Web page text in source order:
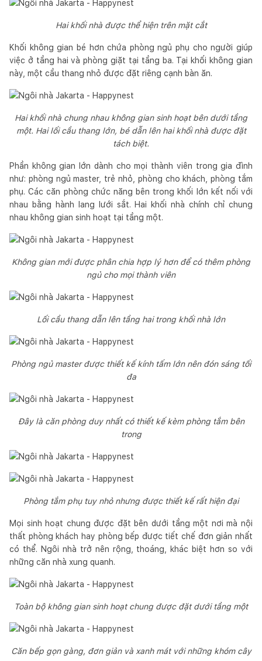
Hai khối nhà được thể hiện trên mặt cắt
Khối không gian bé hơn chứa phòng ngủ phụ cho người giúp
việc ở tầng hai và phòng giặt tại tầng ba. Tại khối không gian
này, một cầu thang nhỏ được đặt riêng cạnh bàn ăn.
Hai khối nhà chung nhau không gian sinh hoạt bên dưới tầng
một. Hai lối cầu thang lớn, bé dẫn lên hai khối nhà được đặt
tách biệt.
Phần không gian lớn dành cho mọi thành viên trong gia đình
như: phòng ngủ master, trẻ nhỏ, phòng cho khách, phòng tắm
phụ. Các căn phòng chức năng bên trong khối lớn kết nối với
nhau bằng hành lang lưới sắt. Hai khối nhà chính chỉ chung
nhau không gian sinh hoạt tại tầng một.
Không gian mới được phân chia hợp lý hơn để có thêm phòng
ngủ cho mọi thành viên
Lối cầu thang dẫn lên tầng hai trong khối nhà lớn
Phòng ngủ master được thiết kế kính tấm lớn nên đón sáng tối
đa
Đây là căn phòng duy nhất có thiết kế kèm phòng tắm bên
trong
Phòng tắm phụ tuy nhỏ nhưng được thiết kế rất hiện đại
Mọi sinh hoạt chung được đặt bên dưới tầng một nơi mà nội
thất phòng khách hay phòng bếp được tiết chế đơn giản nhất
có thể. Ngôi nhà trở nên rộng, thoáng, khác biệt hơn so với
những căn nhà xung quanh.
Toàn bộ không gian sinh hoạt chung được đặt dưới tầng một
Căn bếp gọn gàng, đơn giản và xanh mát với những khóm cây